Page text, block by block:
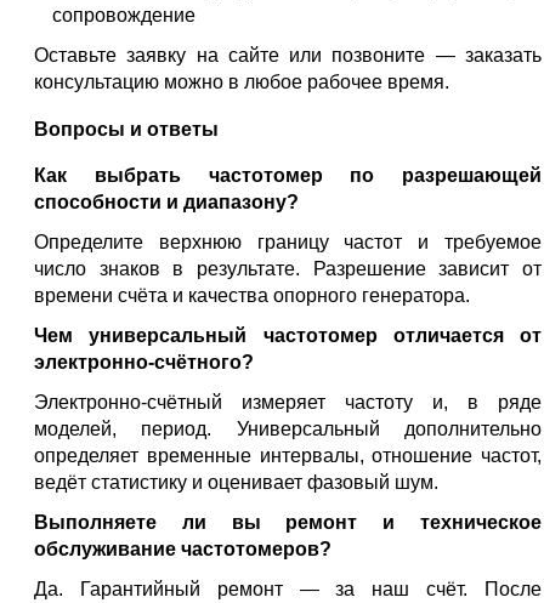
сопровождение
Оставьте заявку на сайте или позвоните — заказать
консультацию можно в любое рабочее время.
Вопросы и ответы
Как выбрать частотомер по разрешающей
способности и диапазону?
Определите верхнюю границу частот и требуемое
число знаков в результате. Разрешение зависит от
времени счёта и качества опорного генератора.
Чем универсальный частотомер отличается от
электронно-счётного?
Электронно-счётный измеряет частоту и, в ряде
моделей, период. Универсальный дополнительно
определяет временные интервалы, отношение частот,
ведёт статистику и оценивает фазовый шум.
Выполняете ли вы ремонт и техническое
обслуживание частотомеров?
Да. Гарантийный ремонт — за наш счёт. После